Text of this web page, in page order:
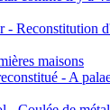
- Reconstitution
maisons
- A